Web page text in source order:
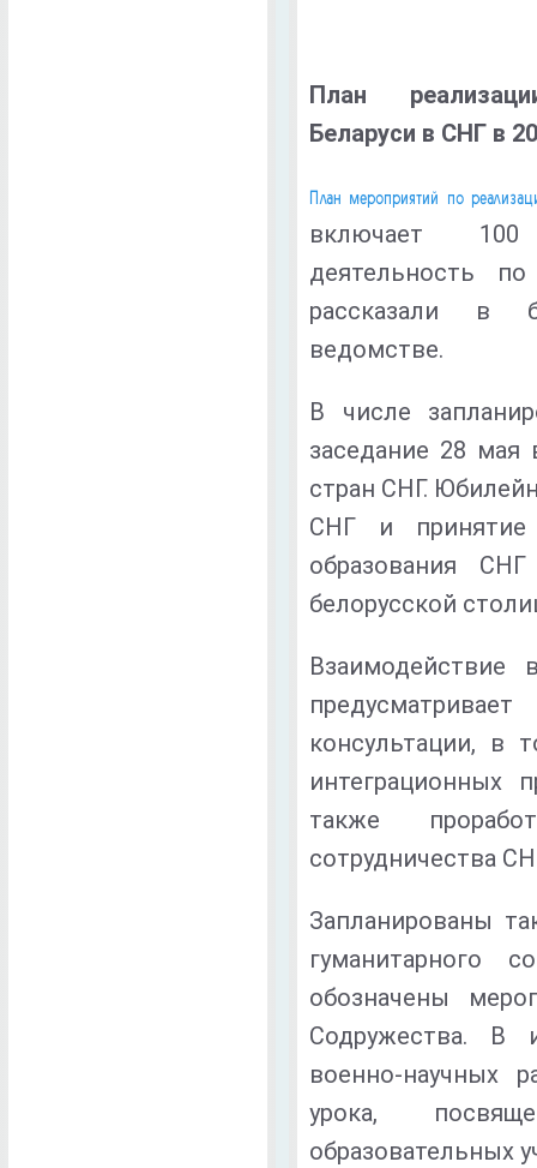
План
Беларуси в СНГ в
План мероприятий по
включает 100
деятельность
рассказали в
ведомстве.
В числе
заседание 28 мая
стран СНГ.
СНГ и принятие
образования
белорусской
Взаимодействие
консультации, в
также
сотрудничества
Запланированы
гуманитарного
обозначены
Содружества. В
военно-научных
урока,
образовательных